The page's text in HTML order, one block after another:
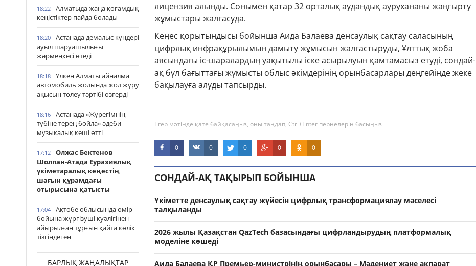
18:22
Алматыда жаңа қоғамдық
кеңістіктер пайда болады
18:20
Астанада демалыс күндері
ауыл шаруашылығы
жәрмеңкесі өтеді
18:18
Үлкен Алматы айналма
автомобиль жолында жол жүру
ақысын төлеу тәртібі өзгерді
18:16
Астанада «Жүрегімнің
түбіне терең бойла» әдеби-
музыкалық кеші өтті
17:12
Олжас Бектенов
Шолпан-Атада Еуразиялық
үкіметаралық кеңестің
шағын құрамдағы
отырысына қатысты
17:04
Ақтөбе облысында өмір
бойына жүргізуші куәлігінен
айырылған тұрғын қайта көлік
тізгіндеген
БАРЛЫҚ ЖАҢАЛЫҚТАР
лицензия алынды. Сонымен қатар 32 орталық аудандық аурухананы жаңғырту
жұмыстары жалғасуда.
Кеңес қорытындысы бойынша Аида Балаева денсаулық сақтау саласының
цифрлық инфрақұрылымын дамыту жұмысын жалғастыруды, Ұлттық жоба
аясындағы іс-шаралардың уақытылы іске асырылуын қамтамасыз етуді, сондай-
ақ бұл бағыттағы жұмысты облыс әкімдерінің орынбасарлары деңгейінде жеке
бақылауға алуды тапсырды.
Егер мәтінде қате байқасаңыз, оны таңдап, Ctrl+Enter пернелерін басыңыз
0 0 0 0 0
СОНДАЙ-АҚ ТАҚЫРЫП БОЙЫНША
Үкіметте денсаулық сақтау жүйесін цифрлық трансформациялау мәселесі
талқыланды
2026 жылы Қазақстан QazTech базасындағы цифрландырудың платформалық
моделіне көшеді
Аида Балаева ҚР Премьер-министрінің орынбасары – Мәдениет және ақпарат